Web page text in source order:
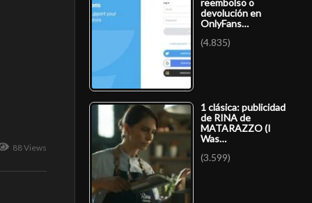
88 Views
devolución en
OnlyFans…
(4.835)
1 clásica: publicidad
de RINA de
MATARAZZO (I
Was…
(3.599)